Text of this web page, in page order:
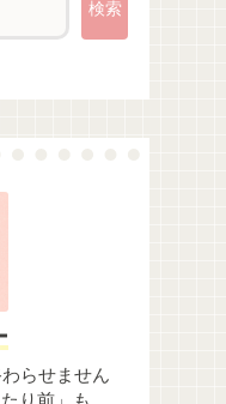
検索
らせません